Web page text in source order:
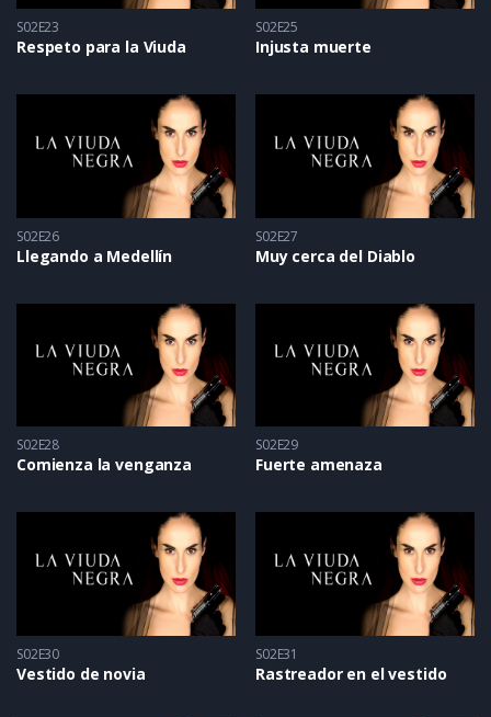
S02E23
Respeto para la Viuda
S02E25
Injusta muerte
S02E26
Llegando a Medellín
S02E27
Muy cerca del Diablo
S02E28
Comienza la venganza
S02E29
Fuerte amenaza
S02E30
Vestido de novia
S02E31
Rastreador en el vestido